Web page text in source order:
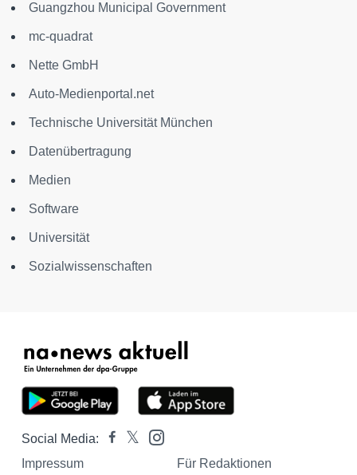
Guangzhou Municipal Government
mc-quadrat
Nette GmbH
Auto-Medienportal.net
Technische Universität München
Datenübertragung
Medien
Software
Universität
Sozialwissenschaften
Social Media:
Impressum
Für Redaktionen